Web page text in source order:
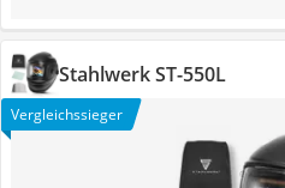
Stahlwerk ST-550L
Vergleichssieger